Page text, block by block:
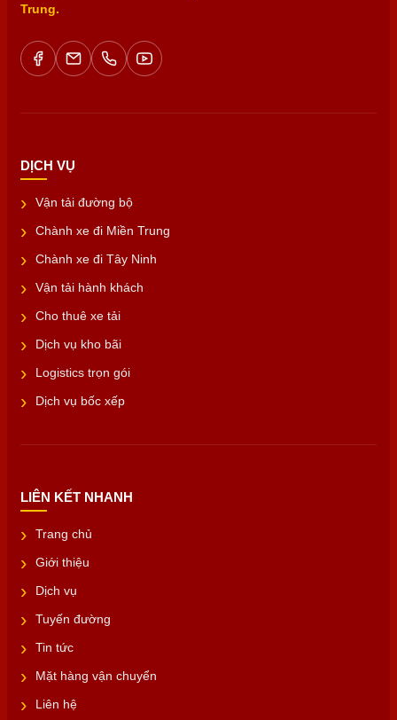
Trung.
DỊCH VỤ
Vận tải đường bộ
Chành xe đi Miền Trung
Chành xe đi Tây Ninh
Vận tải hành khách
Cho thuê xe tải
Dịch vụ kho bãi
Logistics trọn gói
Dịch vụ bốc xếp
LIÊN KẾT NHANH
Trang chủ
Giới thiệu
Dịch vụ
Tuyến đường
Tin tức
Mặt hàng vận chuyển
Liên hệ